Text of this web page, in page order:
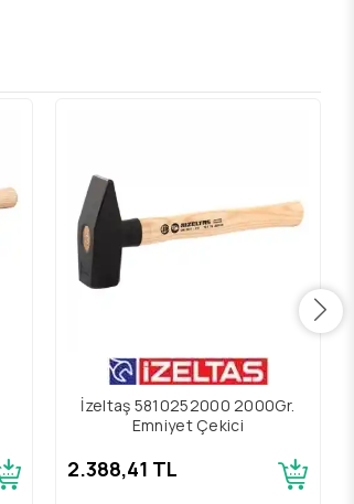
İzeltaş 5810252000 2000Gr.
Emniyet Çekici
2.388,41 TL